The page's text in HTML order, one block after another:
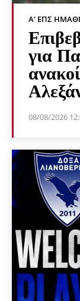
Α' ΕΠΣ
για
08/08/2026